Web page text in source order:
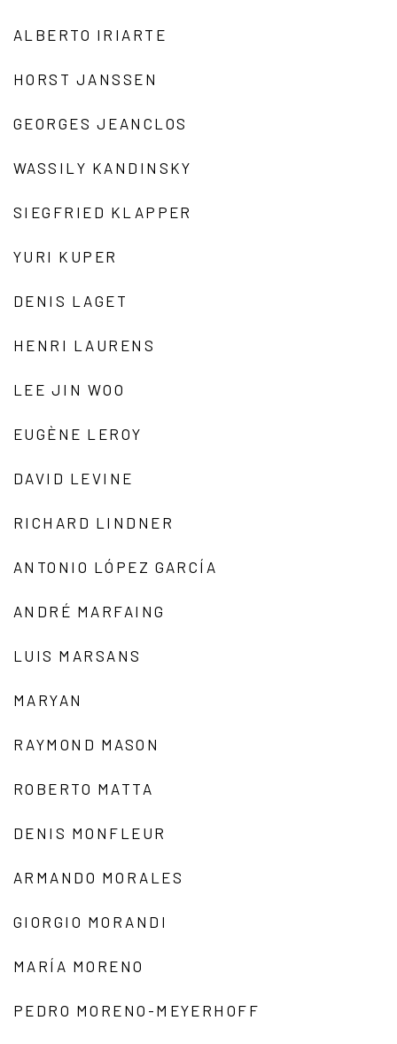
ALBERTO IRIARTE
HORST JANSSEN
GEORGES JEANCLOS
WASSILY KANDINSKY
SIEGFRIED KLAPPER
YURI KUPER
DENIS LAGET
HENRI LAURENS
LEE JIN WOO
EUGÈNE LEROY
DAVID LEVINE
RICHARD LINDNER
ANTONIO LÓPEZ GARCÍA
ANDRÉ MARFAING
LUIS MARSANS
MARYAN
RAYMOND MASON
ROBERTO MATTA
DENIS MONFLEUR
ARMANDO MORALES
GIORGIO MORANDI
MARÍA MORENO
PEDRO MORENO-MEYERHOFF